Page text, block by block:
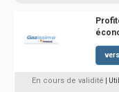
En cours de validité |